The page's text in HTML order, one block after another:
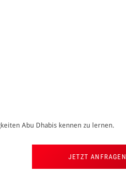
Abu Dhabis kennen zu lernen.
JETZT ANFRAGEN